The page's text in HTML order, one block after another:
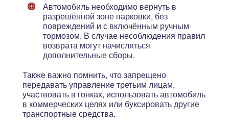
Автомобиль необходимо вернуть в
разрешённой зоне парковки, без
повреждений и с включённым ручным
тормозом. В случае несоблюдения правил
возврата могут начисляться
дополнительные сборы.
Также важно помнить, что запрещено
передавать управление третьим лицам,
участвовать в гонках, использовать автомобиль
в коммерческих целях или буксировать другие
транспортные средства.